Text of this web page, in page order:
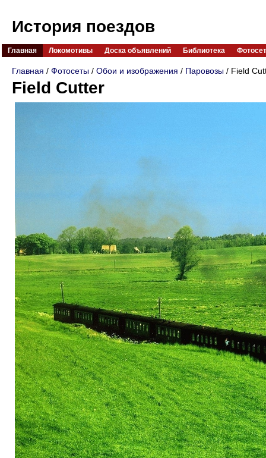
История поездов
Главная Локомотивы Доска объявлений Библиотека
Главная / Фотосеты / Обои и изображения / Паровозы / Field
Field Cutter